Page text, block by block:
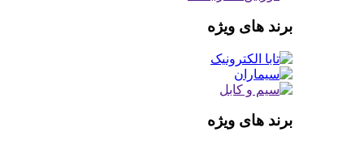
برند های ویژه
برند های ویژه